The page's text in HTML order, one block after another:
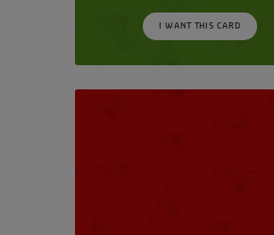
I WANT THIS CARD